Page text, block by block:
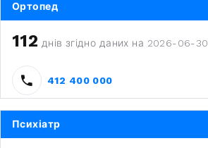
Ортопед
112 днів згідно даних на 2026-06-30
412 400 000
Психіатр